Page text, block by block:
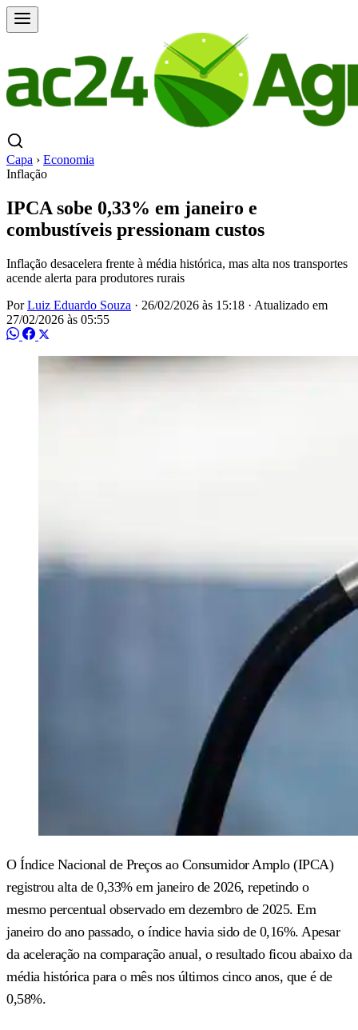
Capa › Economia
Inflação
IPCA sobe 0,33% em janeiro e
combustíveis pressionam custos
Inflação desacelera frente à média histórica, mas alta nos transportes
acende alerta para produtores rurais
PorLuiz Eduardo Souza · 26/02/2026 às 15:18 · Atualizado em
27/02/2026 às 05:55
O Índice Nacional de Preços ao Consumidor Amplo (IPCA)
registrou alta de 0,33% em janeiro de 2026, repetindo o
mesmo percentual observado em dezembro de 2025. Em
janeiro do ano passado, o índice havia sido de 0,16%. Apesar
da aceleração na comparação anual, o resultado ficou abaixo da
média histórica para o mês nos últimos cinco anos, que é de
0,58%.